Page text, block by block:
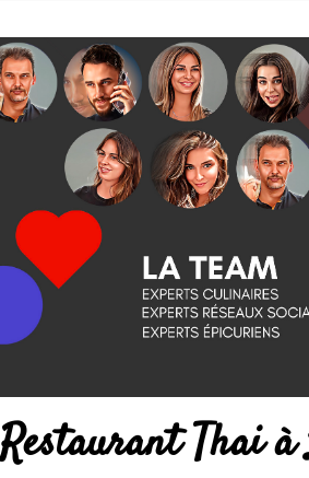
Restaurant Thai à